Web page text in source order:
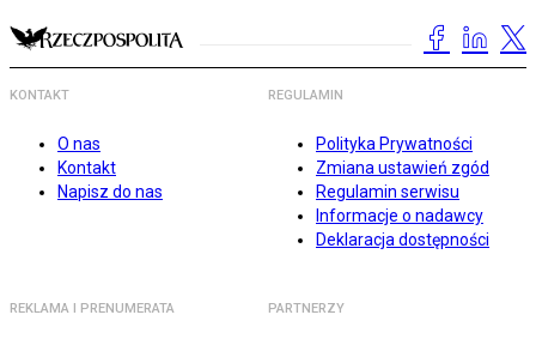
KONTAKT
O nas
Kontakt
Napisz do nas
REGULAMIN
Polityka Prywatności
Zmiana ustawień zgód
Regulamin serwisu
Informacje o nadawcy
Deklaracja dostępności
REKLAMA I PRENUMERATA PARTNERZY